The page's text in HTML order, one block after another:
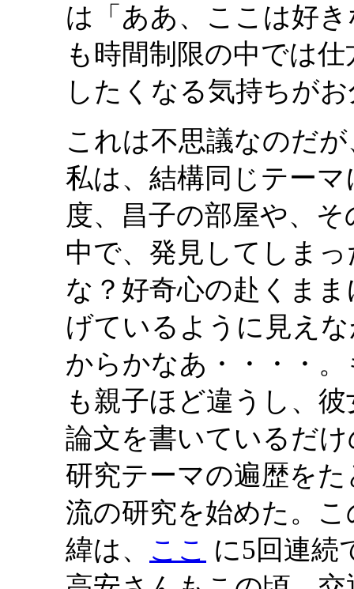
は「ああ、ここは好
も時間制限の中では
したくなる気持ちが
これは不思議なのだ
私は、結構同じテー
度、昌子の部屋や、
中で、発見してしま
な？好奇心の赴くま
げているように見え
からかなあ・・・・
も親子ほど違うし、
論文を書いているだ
研究テーマの遍歴を
流の研究を始めた。
緯は、
ここ に5回連続